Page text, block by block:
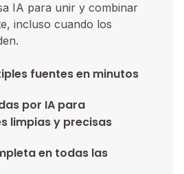
IA para unir y combinar
incluso cuando los
fuentes en minutos
por IA para
limpias y precisas
en todas las